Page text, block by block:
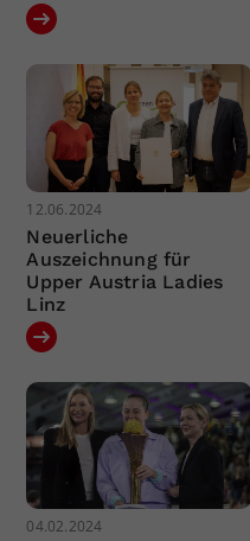
12.06.2024
Neuerliche
Auszeichnung für
Upper Austria Ladies
Linz
04.02.2024